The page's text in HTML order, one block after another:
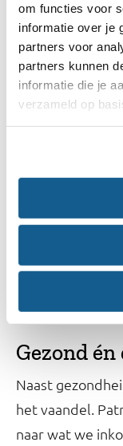
om functies voor
informatie over je
partners voor
partners kunnen
informatie die je
verzameld op
Die zijn lekker
hoeven die
vaak al te ver
Wat voor een
bijvoorbeeld?
en zo min
pasta”, licht
zoutgebruik en
kruidenmixen
bieden allerlei
met een
Turkse of
Gezond
Naast
het vaandel.
naar wat we